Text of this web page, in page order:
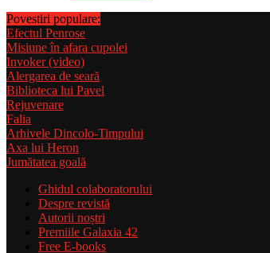
Povestiri populare:
Efectul Penrose
Misiune în afara cupolei
Invoker (video)
Alergarea de seară
Biblioteca lui Pavel
Rejuvenare
Falia
Arhivele Dincolo-Timpului
Axa lui Heron
Jumătatea goală
Ghidul colaboratorului
Despre revistă
Autorii noștri
Premiile Galaxia 42
Free E-books